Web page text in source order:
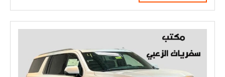
تصل
إلى
احجز
الآن
MORE